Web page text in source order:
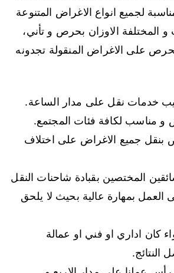
لجميع انواع الاغراض المتنوعة
و المختلفة الاوزان بحرص و تأني،
على الاغراض المنقولة تجدونه
خدمات نقل على مدار الساعة.
مناسب لكافة فئات المجتمع.
جميع الاغراض على اختلاف
المختصين بقبادة شاحنات النقل
العمل بمهارة عالية بحيث لا يلحق
كان اداري او فني او عمالة
النتائج.